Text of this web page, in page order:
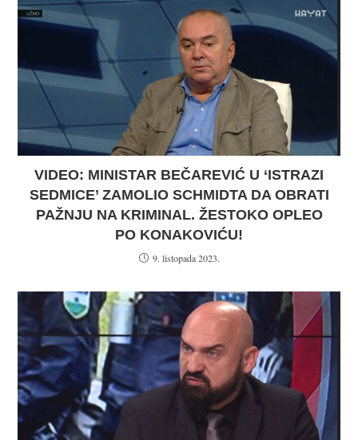
VIDEO: MINISTAR BEČAREVIĆ U ‘ISTRAZI
SEDMICE’ ZAMOLIO SCHMIDTA DA OBRATI
PAŽNJU NA KRIMINAL. ŽESTOKO OPLEO
PO KONAKOVIĆU!
9. listopada 2023.